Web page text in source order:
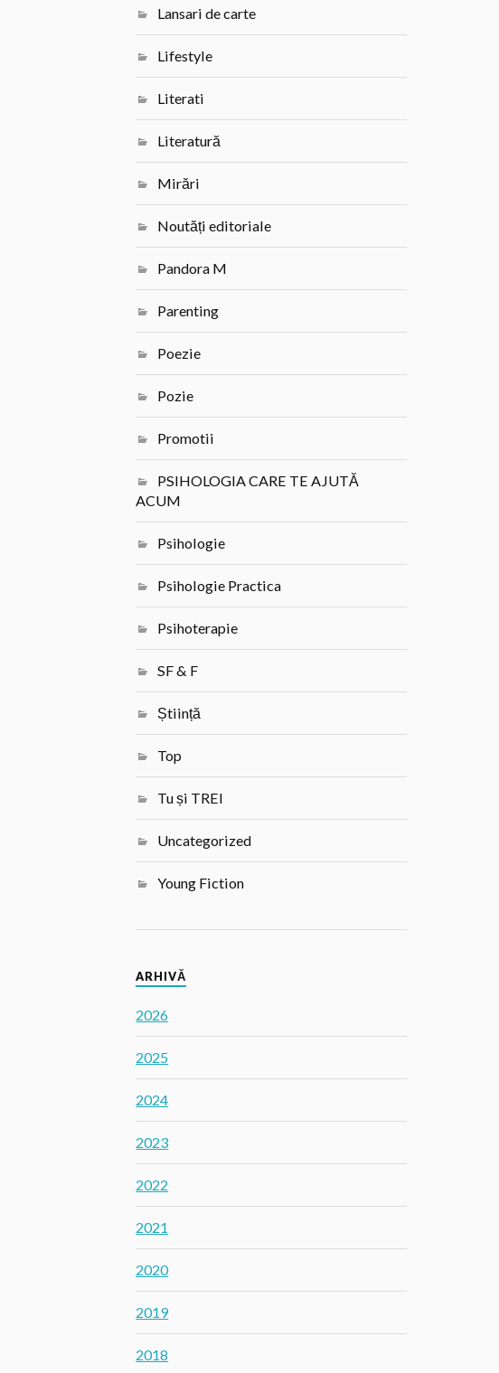
Lansari de carte
Lifestyle
Literati
Literatură
Mirări
Noutăți editoriale
Pandora M
Parenting
Poezie
Pozie
Promotii
PSIHOLOGIA CARE TE AJUTĂ
ACUM
Psihologie
Psihologie Practica
Psihoterapie
SF & F
Știință
Top
Tu și TREI
Uncategorized
Young Fiction
ARHIVĂ
2026
2025
2024
2023
2022
2021
2020
2019
2018